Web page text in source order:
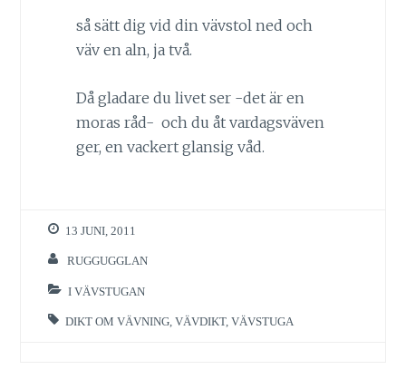
så sätt dig vid din vävstol ned och
väv en aln, ja två.
Då gladare du livet ser -det är en
moras råd- och du åt vardagsväven
ger, en vackert glansig våd.
13 JUNI, 2011
RUGGUGGLAN
I VÄVSTUGAN
DIKT OM VÄVNING ,VÄVDIKT,VÄVSTUGA